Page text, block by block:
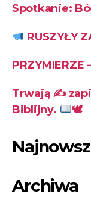
Spotkanie:
RUSZYŁY
Trwają ✍
Biblijny.
🕊
Archiwa